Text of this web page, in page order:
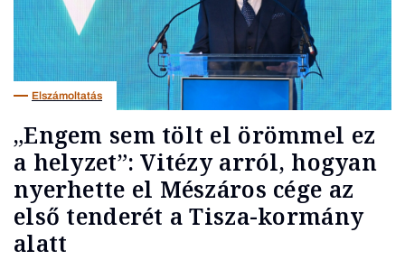
Elszámoltatás
„Engem sem tölt el örömmel ez
a helyzet”: Vitézy arról, hogyan
nyerhette el Mészáros cége az
első tenderét a Tisza-kormány
alatt